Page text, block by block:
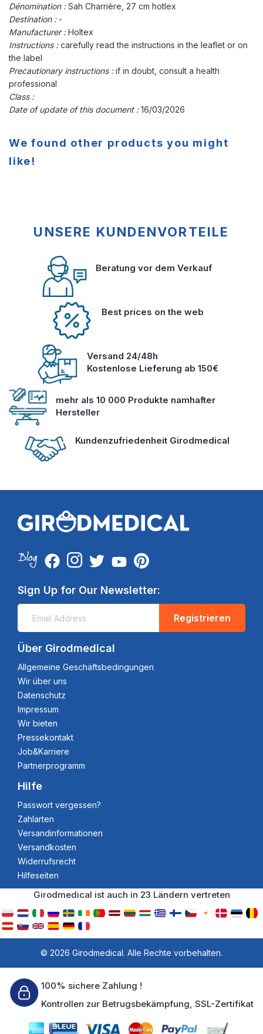
Dénomination :Sah Charrière, 27 cm hotlex
Destination : -
Manufacturer :Holtex
Instructions :carefully read the instructions in the leaflet or on
the label
Precautionary instructions :if in doubt, consult a health
professional
Class :
Date of update of this document :16/03/2026
We found other products you might
like!
UNSERE KUNDENVORTEILE
Beratung vor dem Verkauf
Best prices on the web
Versand 24/48h
Kostenlose Lieferung ab 150€
mehr als 10 000 Produkte namhafter
Hersteller
Kundenzufriedenheit Girodmedical
Sign Up for Our Newsletter:
Registrieren
Über Girodmedical
Allgemeine Geschäftsbedingungen
Wir über uns
Datenschutz
Impressum
Wir bieten
Pressekontakt
Job&Karriere
Partnerprogramm
Hilfe
Passwort vergessen?
Zahlarten
Versandinformationen
Versandkosten
Widerrufsrecht
Hilfeseiten
Girodmedical ist auch in 23 Ländern vertreten
© 2026 Girodmedical. Alle Rechte vorbehalten.
100% sichere Zahlung !
Kontrollen zur Betrugsbekämpfung, SSL-Zertifikat